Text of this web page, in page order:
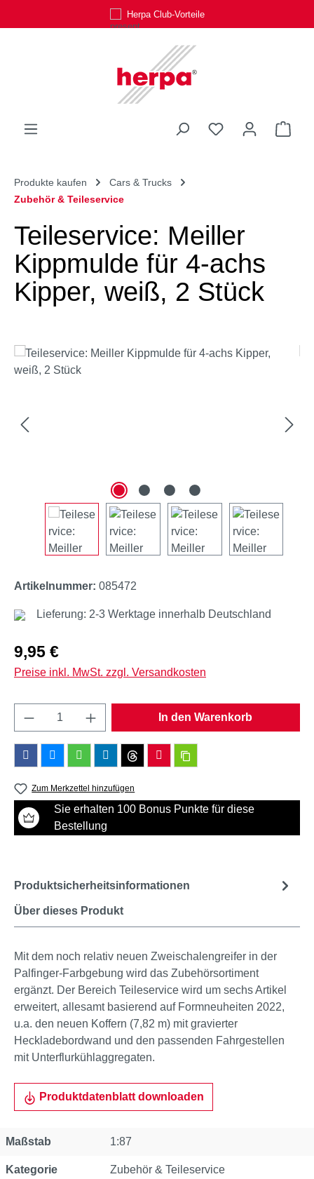
Zum Hauptinhalt springenHerpa Club-Vorteile
Du hast 0
Produkte kaufen
Cars & Trucks
Zubehör & Teileservice
Teileservice: Meiller
Kippmulde für 4-achs
Kipper, weiß, 2 Stück
Bildergalerie überspringen
Artikelnummer: 085472
Lieferung: 2-3 Werktage innerhalb Deutschland
Regulärer Preis:
9,95 €
Preise inkl. MwSt. zzgl. Versandkosten
Produkt Anzahl: Gib den gewünschten
In den Warenkorb
Zum Merkzettel hinzufügen
Sie erhalten 100 Bonus Punkte für diese
Bestellung
Über dieses Produkt
Produktsicherheitsinformationen
Mit dem noch relativ neuen Zweischalengreifer in der
Palfinger-Farbgebung wird das Zubehörsortiment
ergänzt. Der Bereich Teileservice wird um sechs Artikel
erweitert, allesamt basierend auf Formneuheiten 2022,
u.a. den neuen Koffern (7,82 m) mit gravierter
Heckladebordwand und den passenden Fahrgestellen
mit Unterflurkühlaggregaten.
Produktdatenblatt downloaden
Eigenschaft
Maßstab 1:87
Kategorie Zubehör & Teileservice